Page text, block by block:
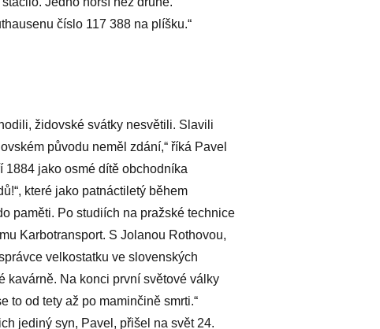
číslo 117 388 na plíšku.“
židovské svátky nesvětili. Slavili
původu neměl zdání,“ říká Pavel
1884 jako osmé dítě obchodníka
které jako patnáctiletý během
paměti. Po stu­diích na pražské technice
Karbotransport. S Jolanou Rothovou,
velkostatku ve slovenských
kavárně. Na konci první světové války
to od tety až po maminčině smrti.“
jediný syn, Pavel, přišel na svět 24.